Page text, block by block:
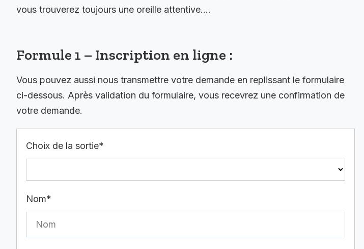
vous trouverez toujours une oreille attentive….
Formule 1 – Inscription en ligne :
Vous pouvez aussi nous transmettre votre demande en replissant le formulaire
ci-dessous. Après validation du formulaire, vous recevrez une confirmation de
votre demande.
Choix de la sortie*
Nom*